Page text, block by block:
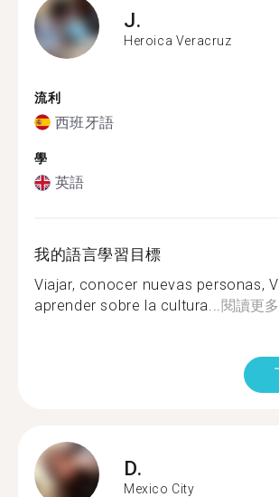
J.
Heroica Veracruz
流利
西班牙語
學
英語
我的語言學習目標
Viajar, conocer nuevas personas,
aprender sobre la cultura...閱讀更多
D.
Mexico City